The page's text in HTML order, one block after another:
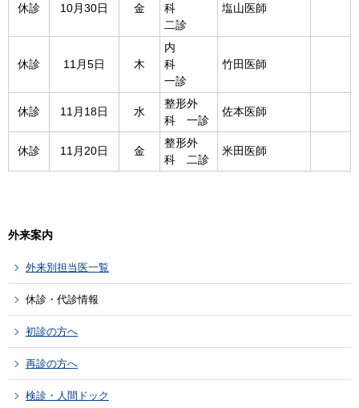
休診 10月30日 金
科
二診
塩山医師
休診 11月5日 木
内
科
一診
竹田医師
休診 11月18日 水
整形外
科 一診
佐本医師
休診 11月20日 金
整形外
科 二診
米田医師
外来案内
外来別担当医一覧
休診・代診情報
初診の方へ
再診の方へ
検診・人間ドック